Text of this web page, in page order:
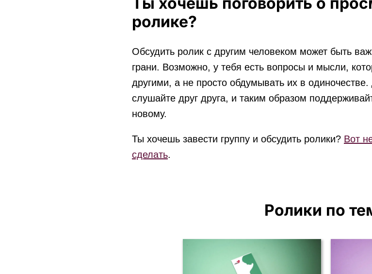
ролике?
Обсудить ролик с другим человеком может быть
грани. Возможно, у тебя есть вопросы и мысли,
другими, а не просто обдумывать их в
слушайте друг друга, и таким образом
новому.
Ты хочешь завести группу и обсудить ролики? Вот
сделать.
Ролики по